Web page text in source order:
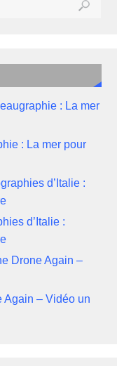
: La mer
: La mer pour
d’Italie :
d’Italie :
Drone Again –
Again – Vidéo un